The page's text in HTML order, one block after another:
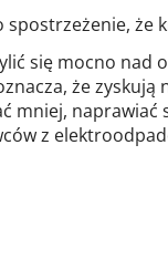
spostrzeżenie,
się mocno
że
mniej,
z